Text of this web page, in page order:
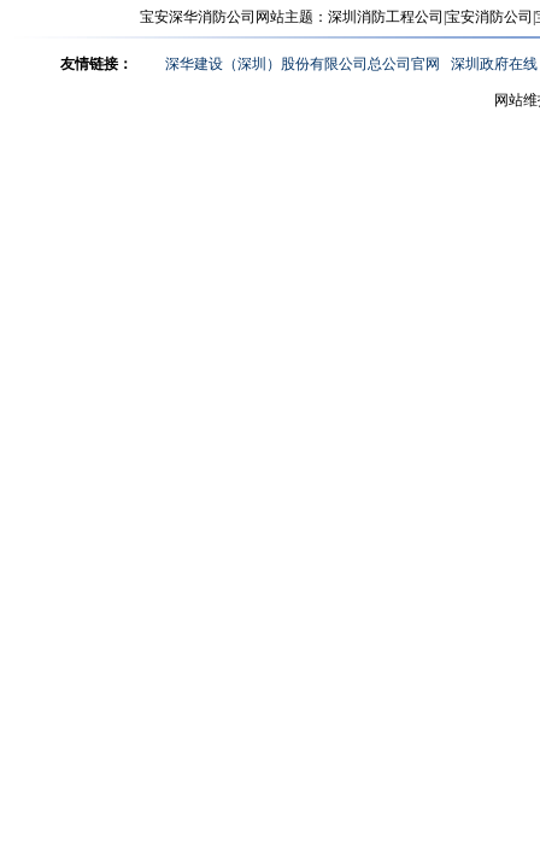
宝安深华消防公司网站主题： 深圳消防工程公司 宝安消防公司
友情链接： 深华建设（深圳）股份有限公司总公司官网 深圳政府在线
网站